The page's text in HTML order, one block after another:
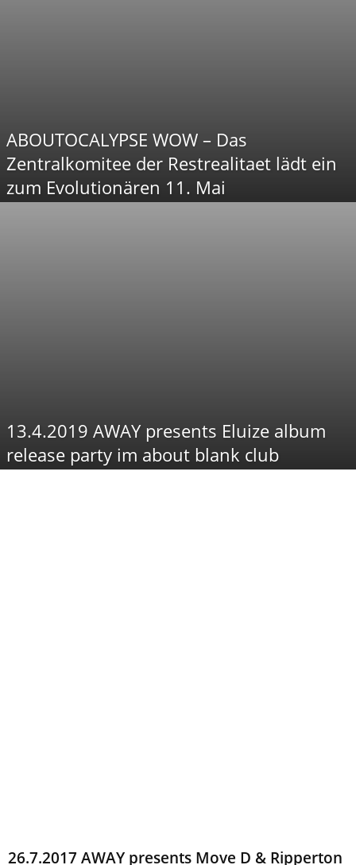
ABOUTOCALYPSE WOW – Das
Zentralkomitee der Restrealitaet lädt ein
zum Evolutionären 11. Mai
13.4.2019 AWAY presents Eluize album
release party im about blank club
26.7.2017 AWAY presents Move D & Ripperton